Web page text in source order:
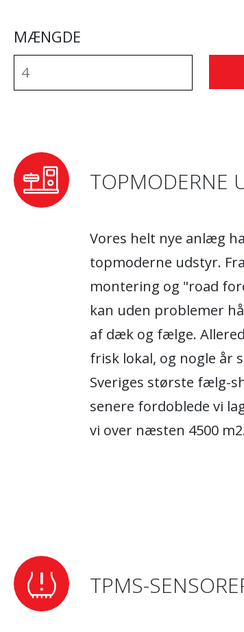
MÆNGDE
TOPMODERNE
Vores helt nye anlæg
topmoderne udstyr.
montering og "road
kan uden problemer
af dæk og fælge.
frisk lokal, og nogle år
Sveriges største fælg-
senere fordoblede vi
vi over næsten 4500
TPMS-